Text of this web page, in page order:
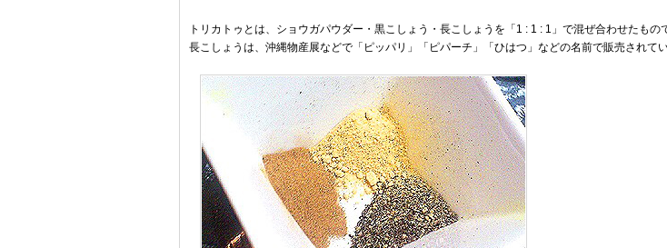
トリカトゥとは、ショウガパウダー・黒こしょう・長こしょうを「1 : 1 : 1」で混ぜ合わせたもの
長こしょうは、沖縄物産展などで「ピッパリ」「ピパーチ」「ひはつ」などの名前で販売されてい